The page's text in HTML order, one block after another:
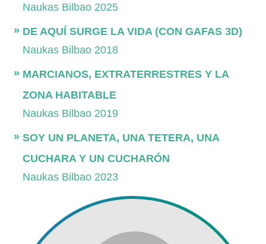
Naukas Bilbao 2025
DE AQUÍ SURGE LA VIDA (CON GAFAS 3D)
Naukas Bilbao 2018
MARCIANOS, EXTRATERRESTRES Y LA
ZONA HABITABLE
Naukas Bilbao 2019
SOY UN PLANETA, UNA TETERA, UNA
CUCHARA Y UN CUCHARÓN
Naukas Bilbao 2023